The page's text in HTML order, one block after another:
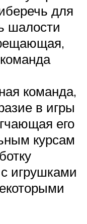
для
шалости
команда,
в игры
его
курсам
игрушками